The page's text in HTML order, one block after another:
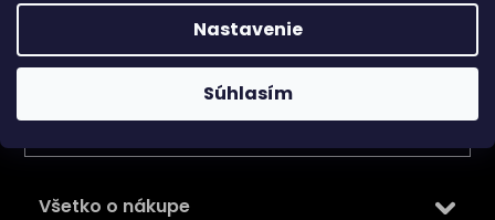
Nastavenie
Súhlasím
Vložením e-mailu súhlasíte spodmienkami ochrany
PRIHLÁSIŤ SA
Všetko o nákupe